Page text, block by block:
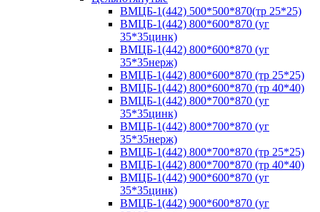
ВМЦБ-1(442) 500*500*870(тр 25*25)
ВМЦБ-1(442) 800*600*870 (уг
35*35цинк)
ВМЦБ-1(442) 800*600*870 (уг
35*35нерж)
ВМЦБ-1(442) 800*600*870 (тр 25*25)
ВМЦБ-1(442) 800*600*870 (тр 40*40)
ВМЦБ-1(442) 800*700*870 (уг
35*35цинк)
ВМЦБ-1(442) 800*700*870 (уг
35*35нерж)
ВМЦБ-1(442) 800*700*870 (тр 25*25)
ВМЦБ-1(442) 800*700*870 (тр 40*40)
ВМЦБ-1(442) 900*600*870 (уг
35*35цинк)
ВМЦБ-1(442) 900*600*870 (уг